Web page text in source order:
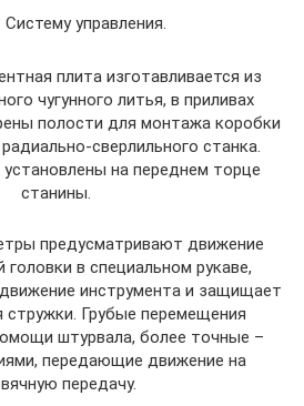
Систему управления.
плита изготавливается из
чугунного литья, в приливах
полости для монтажа коробки
сверлильного станка.
установлены на переднем торце
станины.
предусматривают движение
головки в специальном рукаве,
инструмента и защищает
стружки. Грубые перемещения
штурвала, более точные –
передающие движение на
передачу.